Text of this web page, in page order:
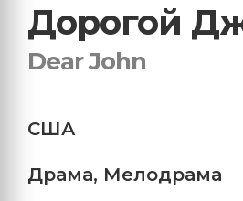
Дорогой
Dear John
США
Драма, Мелодрама